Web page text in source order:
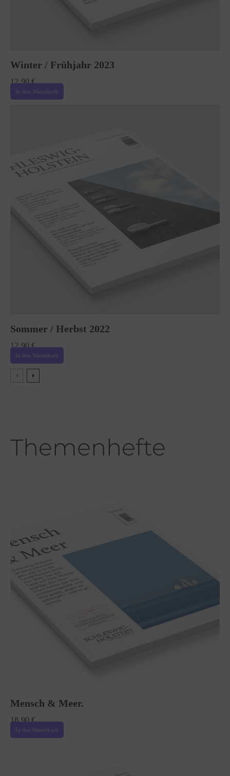
Winter / Frühjahr 2023
12,90€
In den Warenkorb
Sommer / Herbst 2022
12,90€
In den Warenkorb
Themenhefte
Mensch & Meer.
18,90€
In den Warenkorb